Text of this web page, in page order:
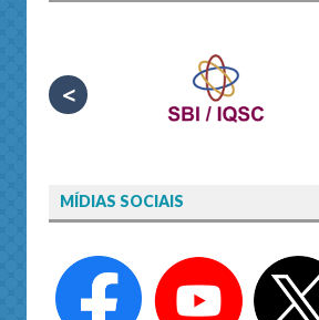
<
MÍDIAS SOCIAIS